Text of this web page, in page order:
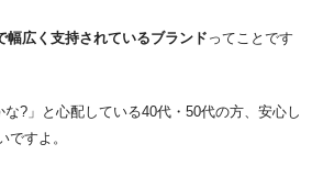
幅広く支持されているブランド ってことです
な?」と心配している40代・50代の方、安心し
ですよ。